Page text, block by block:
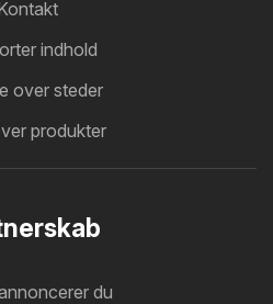
indhold
over steder
produkter
du